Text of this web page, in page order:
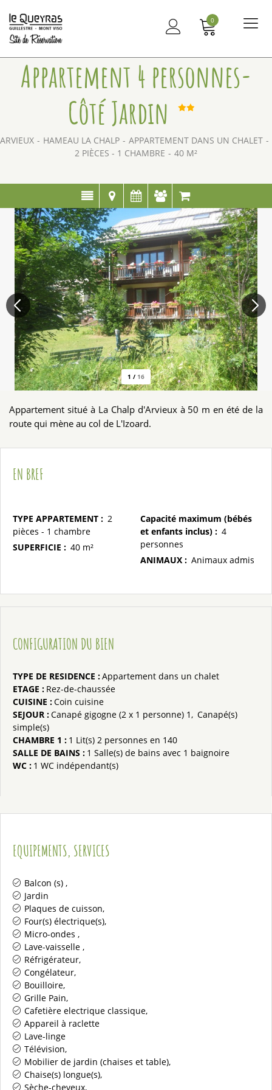
0
Appartement 4 personnes-
Côté Jardin
ARVIEUX HAMEAU LA CHALP
APPARTEMENT DANS UN CHALET
2 PIÈCES - 1 CHAMBRE
40 M²
1 / 16
Appartement situé à La Chalp d'Arvieux à 50 m en été de la
route qui mène au col de L'Izoard.
EN BREF
TYPE APPARTEMENT : 2
pièces - 1 chambre
SUPERFICIE : 40 m²
Capacité maximum (bébés
et enfants inclus) : 4
personnes
ANIMAUX : Animaux admis
CONFIGURATION DU BIEN
TYPE DE RESIDENCE :Appartement dans un chalet
ETAGE : Rez-de-chaussée
CUISINE :Coin cuisine
SEJOUR :Canapé gigogne (2 x 1 personne) 1
Canapé(s)
simple(s)
CHAMBRE 1 : 1 Lit(s) 2 personnes en 140
SALLE DE BAINS : 1 Salle(s) de bains avec 1 baignoire
WC : 1 WC indépendant(s)
EQUIPEMENTS, SERVICES
Balcon (s)
Jardin
Plaques de cuisson
Four(s) électrique(s)
Micro-ondes
Lave-vaisselle
Réfrigérateur
Congélateur
Bouilloire
Grille Pain
Cafetière electrique classique
Appareil à raclette
Lave-linge
Télévision
Mobilier de jardin (chaises et table)
Chaise(s) longue(s)
Sèche-cheveux